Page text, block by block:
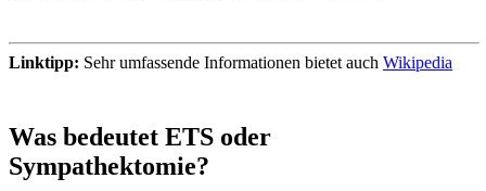
Linktipp: Sehr umfassende Informationen bietet auch Wikipedia
Was bedeutet ETS oder
Sympathektomie?